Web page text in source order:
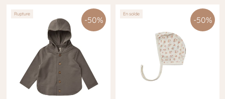
Rupture
-50%
En solde
-50%